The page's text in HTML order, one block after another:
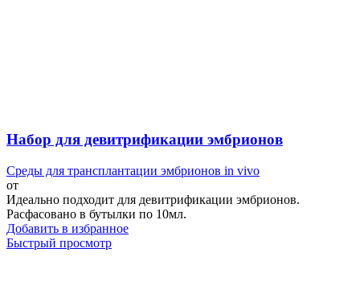
Набор для девитрификации эмбрионов
Среды для трансплантации эмбрионов in vivo
от
Идеально подходит для девитрификации эмбрионов.
Расфасовано в бутылки по 10мл.
Добавить в избранное
Быстрый просмотр